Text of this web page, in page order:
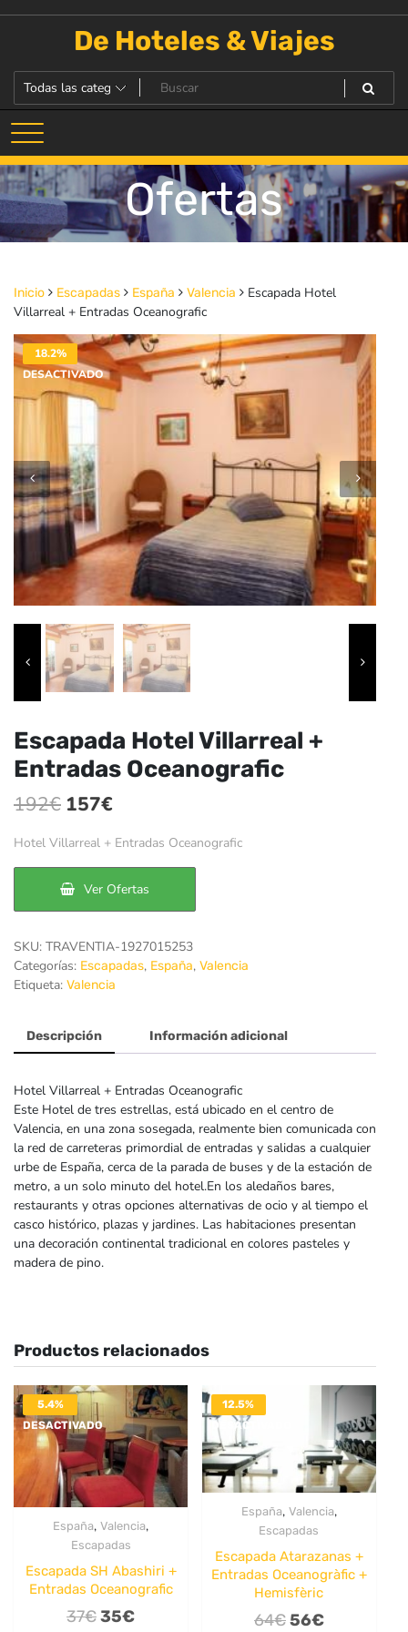
De Hoteles & Viajes
Ofertas
Inicio Escapadas España Valencia
Escapada Hotel
Villarreal + Entradas Oceanografic
18.2%
DESACTIVADO
Escapada Hotel Villarreal +
Entradas Oceanografic
192€ El
precio
era:
192€.
157€
precio
es:
157€.
Hotel Villarreal + Entradas Oceanografic
Ver Ofertas
SKU: TRAVENTIA-1927015253
Categorías: Escapadas, España, Valencia
Etiqueta: Valencia
Descripción Información adicional
Hotel Villarreal + Entradas Oceanografic
Este Hotel de tres estrellas, está ubicado en el centro de
Valencia, en una zona sosegada, realmente bien comunicada con
la red de carreteras primordial de entradas y salidas a cualquier
urbe de España, cerca de la parada de buses y de la estación de
metro, a un solo minuto del hotel.En los aledaños bares,
restaurants y otras opciones alternativas de ocio y al tiempo el
casco histórico, plazas y jardines. Las habitaciones presentan
una decoración continental tradicional en colores pasteles y
madera de pino.
Productos relacionados
5.4%
DESACTIVADO
España,Valencia,
Escapadas
Escapada SH Abashiri +
Entradas Oceanografic
37€El
35€El
12.5%
DESACTIVADO
España, Valencia,
Escapadas
Escapada Atarazanas +
Entradas Oceanogràfic +
Hemisfèric
64€El
56€El